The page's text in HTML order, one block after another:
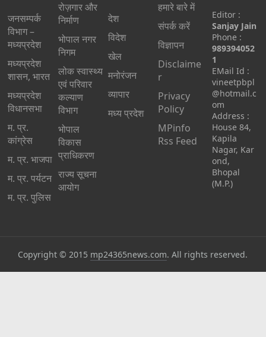
जनसम्पर्क
विभाग –
मध्यप्रदेश
मध्यप्रदेश
शासन, भारत
मध्‍यप्रदेश
विधानसभा
म. प्र.
कांग्रेस
म. प्र. भाजपा
म. प्र. पर्यटन
म. प्र. पुलिस
रोज़गार और
निर्माण
भोपाल नगर
निगम
लोक स्वास्थ्य
एवं परिवार
कल्याण
विभाग
भोपाल
विकास
प्राधिकरण
राज्य सूचना
आयोग
देश
विदेश
खेल
मनोरंजन
व्यापार
मध्य प्रदेश
हमारे बारे में
संपर्क करें
विज्ञापन
Disclaime
r
Privacy
Policy
MPinfo
Rss Feed
Editor :
Sanjay Jain
Phone :
989394052
1
EMail Id :
vineetpbpl
@hotmail.c
om
Address :
House 84,
Kapila
Nagar, Kar
ond,
Bhopal
(M.P.)
Copyright © 2015 mp24365news.com. All rights reserved.